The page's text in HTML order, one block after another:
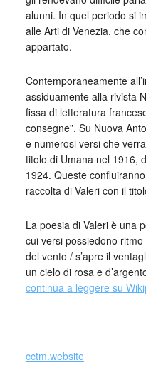
alunni. In quel periodo si
alle Arti di Venezia, che
appartato.
Contemporaneamente
assiduamente alla rivista
fissa di letteratura
consegne”. Su Nuova
e numerosi versi che
titolo di Umana nel 1916,
1924. Queste
raccolta di Valeri con il
La poesia di Valeri è una
cui versi possiedono
del vento / s’apre il
un cielo di rosa e
continua a leggere su
cctm.website